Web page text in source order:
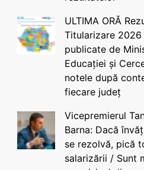
ULTIMA ORĂ
Titularizare
publicate de
Educației și
notele după
fiecare județ
Vicepremierul
Barna: Dacă
se rezolvă, pică
salarizării / Sunt